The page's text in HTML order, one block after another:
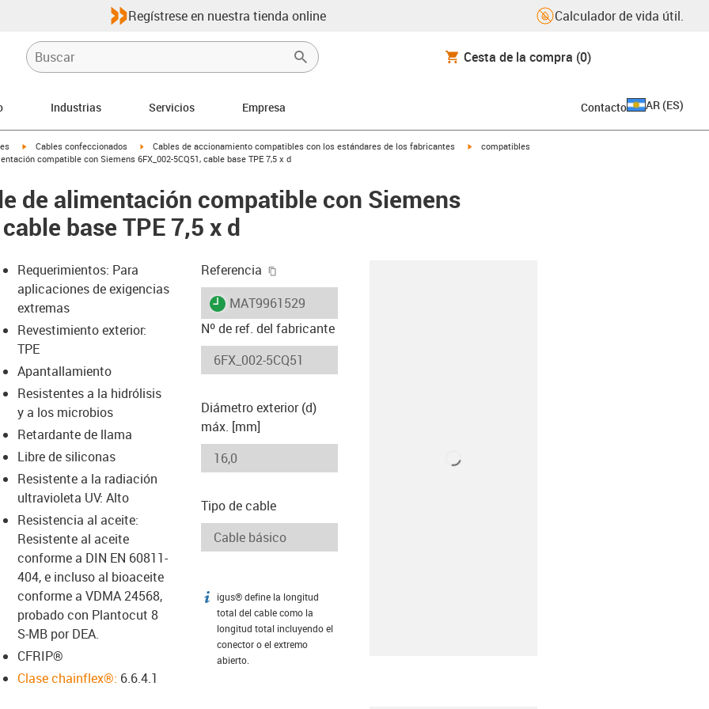
Regístrese en nuestra tienda online Calculador de vida útil.
Cesta de la compra (0)
Industrias Servicios Empresa Contacto AR (ES)
igus-icon-arrow-right
Cables confeccionados igus-icon-arrow-right
Cables de accionamiento compatibles con los estándares de los fabricantes igus-icon-arrow-right
compatibles
compatible con Siemens 6FX_002-5CQ51, cable base TPE 7,5 x d
de alimentación compatible con Siemens
base TPE 7,5 x d
icon-lupe
icon-lupe
Requerimientos: Para
aplicaciones de exigencias
extremas
Revestimiento exterior:
TPE
Apantallamiento
Resistentes a la hidrólisis
y a los microbios
Retardante de llama
Libre de siliconas
Resistente a la radiación
ultravioleta UV: Alto
Resistencia al aceite:
Resistente al aceite
conforme a DIN EN 60811-
404, e incluso al bioaceite
conforme a VDMA 24568,
probado con Plantocut 8
S-MB por DEA.
CFRIP®
Clase chainflex®: 6.6.4.1
Referencia
igus-icon-lieferzeit
MAT9961529
Nº de ref. del fabricante
Diámetro exterior (d)
máx. [mm]
Tipo de cable
igus-icon-info
igus® define la longitud
total del cable como la
longitud total incluyendo el
conector o el extremo
abierto.